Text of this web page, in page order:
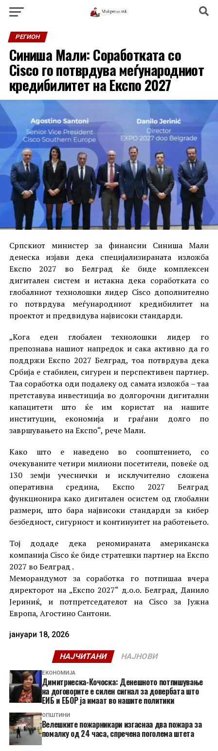
РЕГИОН
Синиша Мали: Соработката со
Cisco го потврдува меѓународниот
кредибилитет на Експо 2027
Српскиот министер за финансии Синиша Мали
денеска изјави дека специјализираната изложба
Експо 2027 во Белград ќе биде комплексен
дигитален систем и истакна дека соработката со
глобалниот технолошки лидер Cisco дополнително
го потврдува меѓународниот кредибилитет на
проектот и предвидува највисоки стандарди.
„Кога еден глобален технолошки лидер го
препознава нашиот напредок и сака активно да го
поддржи Експо 2027 Белград, тоа потврдува дека
Србија е стабилен, сигурен и перспективен партнер.
Tаа соработка оди подалеку од самата изложба – таа
претставува инвестиција во долгорочни дигитални
капацитети што ќе им користат на нашите
институции, економија и граѓани долго по
завршувањето на Експо“, рече Мали.
Како што е наведено во соопштението, со
очекуваните четири милиони посетители, повеќе од
130 земји учеснички и исклучително сложена
оперативна средина, Експо 2027 Белград
функционира како дигитален осистем од глобални
размери, што бара највисоки стандарди за кибер
безбедност, сигурност и континуитет на работењето.
Тој додаде дека реномираната американска
компанија Cisco ќе биде стратешки партнер на Експо
2027 во Белград .
Меморандумот за соработка го потпишаа вчера
директорот на „Експо 2027“ д.о.о. Белград, Данило
Јериниќ, и потпретседателот на Cisco за Јужна
Европа, Агостино Сантони.
јануари 18, 2026
НАЈЧИТАНИ НАЈНОВИ
ЕКОНОМИЈА
Димитриеска-Кочоска: Денешното потпишување
на договорите е силен сигнал за довербата што
ЕИБ и ЕБОР ја имаат во нашите политики
ОПШТИНИ
Велешките пожарникари изгаснаа два пожара за
помалку од 24 часа, спречена поголема штета